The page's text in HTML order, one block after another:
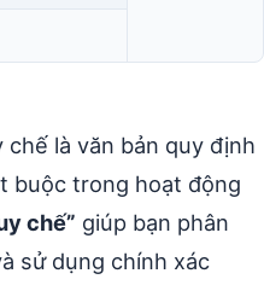
chế là văn bản quy định
buộc trong hoạt động
chế” giúp bạn phân
sử dụng chính xác